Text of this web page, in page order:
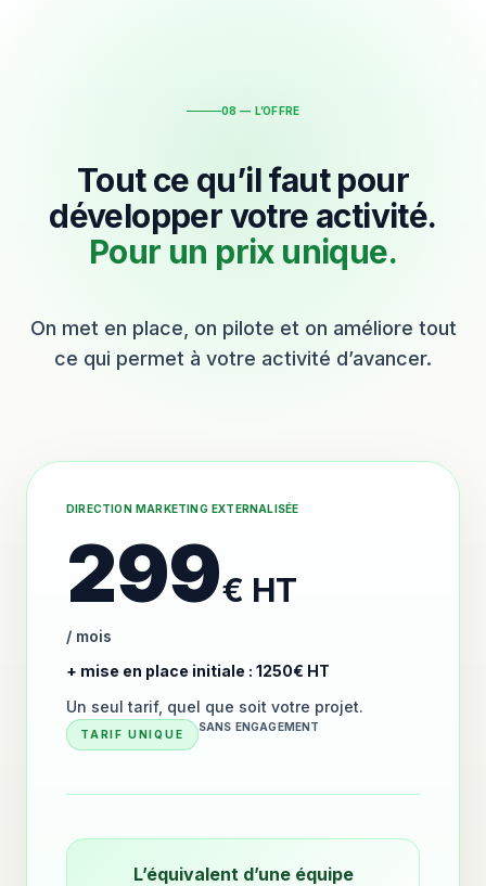
08 — L’OFFRE
Tout ce qu’il faut pour
développer votre activité.
Pour un prix unique.
On met en place, on pilote et on améliore tout
ce qui permet à votre activité d’avancer.
DIRECTION MARKETING EXTERNALISÉE
299€ HT
/ mois
+ mise en place initiale : 1250€ HT
Un seul tarif, quel que soit votre projet.
TARIF UNIQUE
SANS ENGAGEMENT
L’équivalent d’une équipe